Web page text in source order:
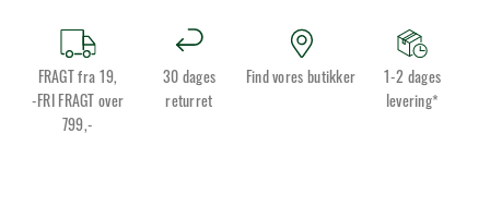
FRAGT fra 19,
-FRI FRAGT over
799,-
30 dages
returret
Find vores butikker
1-2 dages
levering*